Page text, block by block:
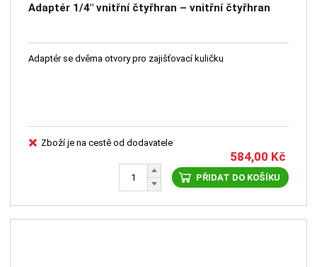
Adaptér 1/4" vnitřní čtyřhran – vnitřní čtyřhran
Adaptér se dvěma otvory pro zajišťovací kuličku
Zboží je na cestě od dodavatele
584,00 Kč
PŘIDAT DO KOŠÍKU